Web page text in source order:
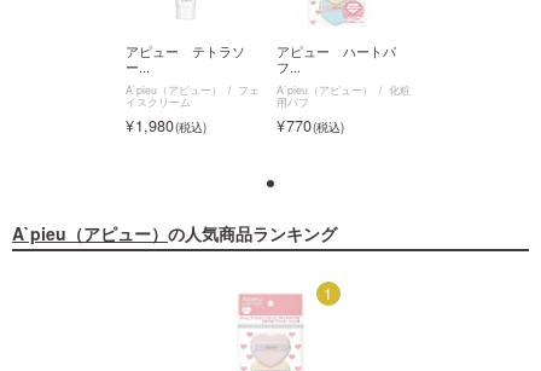
アピュー テトラソ
ー...
A`pieu（アピュー） フェ
イスクリーム
1,980
アピュー ハートパ
フ...
A`pieu（アピュー） 化粧
用パフ
770
A`pieu（アピュー） の人気商品ランキング
1